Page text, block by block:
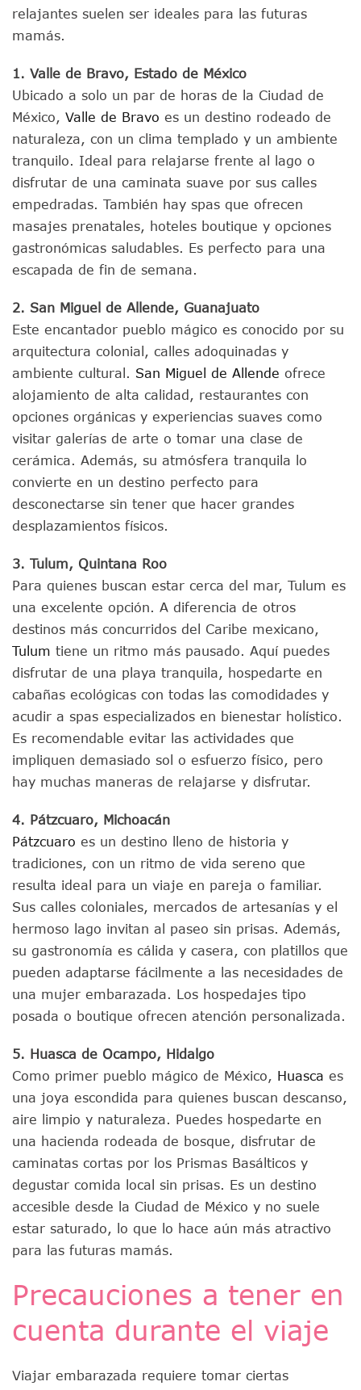
relajantes suelen ser ideales para las futuras
mamás.
1. Valle de Bravo, Estado de México
Ubicado a solo un par de horas de la Ciudad de
México, Valle de Bravo es un destino rodeado de
naturaleza, con un clima templado y un ambiente
tranquilo. Ideal para relajarse frente al lago o
disfrutar de una caminata suave por sus calles
empedradas. También hay spas que ofrecen
masajes prenatales, hoteles boutique y opciones
gastronómicas saludables. Es perfecto para una
escapada de fin de semana.
2. San Miguel de Allende, Guanajuato
Este encantador pueblo mágico es conocido por su
arquitectura colonial, calles adoquinadas y
ambiente cultural. San Miguel de Allende ofrece
alojamiento de alta calidad, restaurantes con
opciones orgánicas y experiencias suaves como
visitar galerías de arte o tomar una clase de
cerámica. Además, su atmósfera tranquila lo
convierte en un destino perfecto para
desconectarse sin tener que hacer grandes
desplazamientos físicos.
3. Tulum, Quintana Roo
Para quienes buscan estar cerca del mar, Tulum es
una excelente opción. A diferencia de otros
destinos más concurridos del Caribe mexicano,
Tulum tiene un ritmo más pausado. Aquí puedes
disfrutar de una playa tranquila, hospedarte en
cabañas ecológicas con todas las comodidades y
acudir a spas especializados en bienestar holístico.
Es recomendable evitar las actividades que
impliquen demasiado sol o esfuerzo físico, pero
hay muchas maneras de relajarse y disfrutar.
4. Pátzcuaro, Michoacán
Pátzcuaro es un destino lleno de historia y
tradiciones, con un ritmo de vida sereno que
resulta ideal para un viaje en pareja o familiar.
Sus calles coloniales, mercados de artesanías y el
hermoso lago invitan al paseo sin prisas. Además,
su gastronomía es cálida y casera, con platillos que
pueden adaptarse fácilmente a las necesidades de
una mujer embarazada. Los hospedajes tipo
posada o boutique ofrecen atención personalizada.
5. Huasca de Ocampo, Hidalgo
Como primer pueblo mágico de México, Huasca es
una joya escondida para quienes buscan descanso,
aire limpio y naturaleza. Puedes hospedarte en
una hacienda rodeada de bosque, disfrutar de
caminatas cortas por los Prismas Basálticos y
degustar comida local sin prisas. Es un destino
accesible desde la Ciudad de México y no suele
estar saturado, lo que lo hace aún más atractivo
para las futuras mamás.
Precauciones a tener en
cuenta durante el viaje
Viajar embarazada requiere tomar ciertas